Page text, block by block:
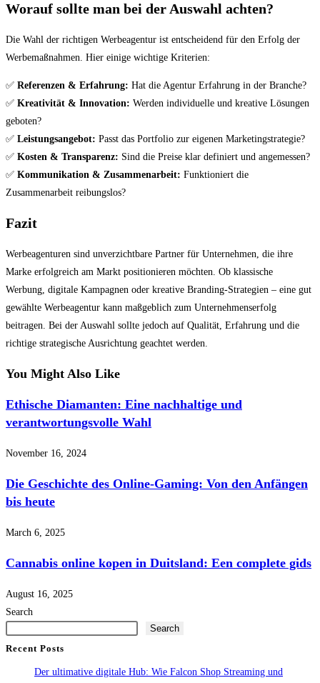
Worauf sollte man bei der Auswahl achten?
Die Wahl der richtigen Werbeagentur ist entscheidend für den Erfolg der
Werbemaßnahmen. Hier einige wichtige Kriterien:
✅ Referenzen & Erfahrung: Hat die Agentur Erfahrung in der Branche?
✅ Kreativität & Innovation: Werden individuelle und kreative Lösungen
geboten?
✅ Leistungsangebot: Passt das Portfolio zur eigenen Marketingstrategie?
✅ Kosten & Transparenz: Sind die Preise klar definiert und angemessen?
✅ Kommunikation & Zusammenarbeit: Funktioniert die
Zusammenarbeit reibungslos?
Fazit
Werbeagenturen sind unverzichtbare Partner für Unternehmen, die ihre
Marke erfolgreich am Markt positionieren möchten. Ob klassische
Werbung, digitale Kampagnen oder kreative Branding-Strategien – eine gut
gewählte Werbeagentur kann maßgeblich zum Unternehmenserfolg
beitragen. Bei der Auswahl sollte jedoch auf Qualität, Erfahrung und die
richtige strategische Ausrichtung geachtet werden.
You Might Also Like
Ethische Diamanten: Eine nachhaltige und
verantwortungsvolle Wahl
November 16, 2024
Die Geschichte des Online-Gaming: Von den Anfängen
bis heute
March 6, 2025
Cannabis online kopen in Duitsland: Een complete gids
August 16, 2025
Search
Search
Recent Posts
Der ultimative digitale Hub: Wie Falcon Shop Streaming und